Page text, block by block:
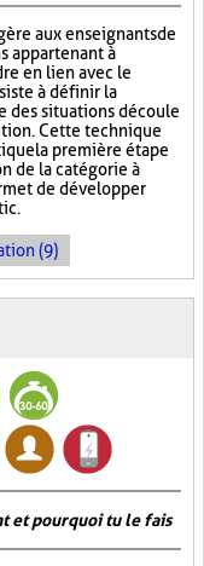
aux enseignants de
appartenant à
en lien avec le
à définir la
des situations découle
Cette technique
la première étape
de la catégorie à
de développer
(9)
et pourquoi tu le fais